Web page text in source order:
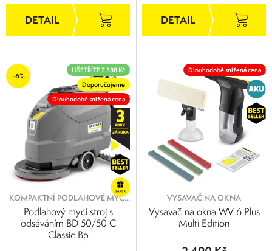
-6%
UŠETŘÍTE 7 388 Kč
Doporučujeme
Dlouhodobě snížená cena
KOMPAKTNÍ PODLAHOVÉ MYCÍ
STROJE
Podlahový mycí stroj s
odsáváním BD 50/50 C
Classic Bp
Dlouhodobě snížená cena
VYSAVAČ NA OKNA
Vysavač na okna WV 6 Plus
Multi Edition